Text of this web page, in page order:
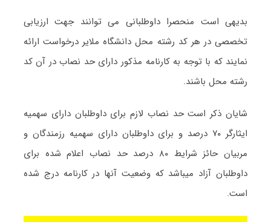
بدیهی است منحصرا داوطلبانی می توانند جهت ارزیابی
تخصصی در هر کد رشته محل دانشگاه ملایر درخواست ارائه
نمایند که با توجه به کارنامه مذکور دارای حد نصاب در آن کد
رشته محل باشند.
شایان ذکر است حد نصاب لازم برای داوطلبان دارای سهمیه
ایثارگر ۷۰ درصد و برای داوطلبان دارای سهمیه رزمندگان و
مربیان حائز شرایط ۸۰ درصد حد نصاب اعلام شده برای
داوطلبان آزاد میباشد که وضعیت آنها در کارنامه درج شده
است.